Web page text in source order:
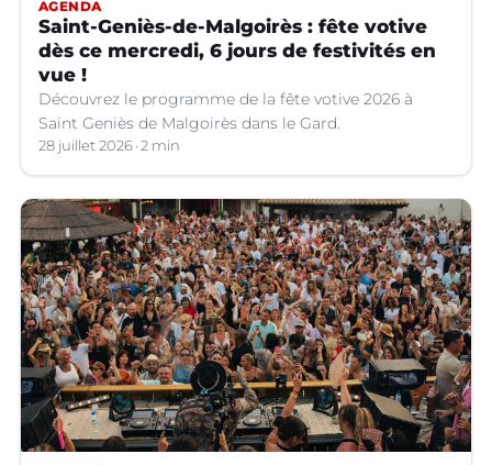
AGENDA
Saint-Geniès-de-Malgoirès : fête votive
dès ce mercredi, 6 jours de festivités en
vue !
Découvrez le programme de la fête votive 2026 à
Saint Geniès de Malgoirès dans le Gard.
28 juillet 2026 2 min